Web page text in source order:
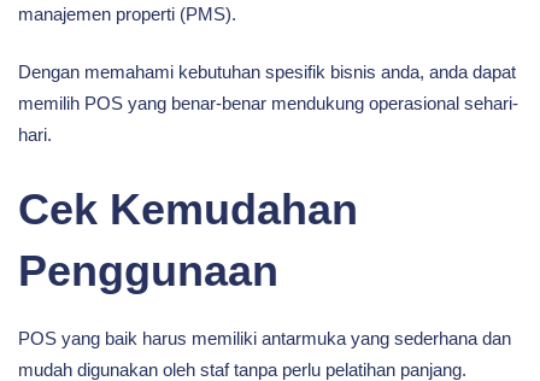
manajemen properti (PMS).
Dengan memahami kebutuhan spesifik bisnis anda, anda dapat
memilih POS yang benar-benar mendukung operasional sehari-
hari.
Cek Kemudahan
Penggunaan
POS yang baik harus memiliki antarmuka yang sederhana dan
mudah digunakan oleh staf tanpa perlu pelatihan panjang.